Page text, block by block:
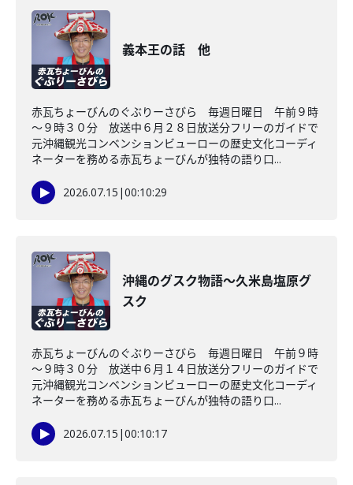
義本王の話 他
赤瓦ちょーびんのぐぶりーさびら 毎週日曜日 午前９時
～９時３０分 放送中６月２８日放送分フリーのガイドで
元沖縄観光コンベンションビューローの歴史文化コーディ
ネーターを務める赤瓦ちょーびんが独特の語り口...
2026.07.15 |00:10:29
沖縄のグスク物語～久米島塩原グ
スク
赤瓦ちょーびんのぐぶりーさびら 毎週日曜日 午前９時
～９時３０分 放送中６月１４日放送分フリーのガイドで
元沖縄観光コンベンションビューローの歴史文化コーディ
ネーターを務める赤瓦ちょーびんが独特の語り口...
2026.07.15 |00:10:17